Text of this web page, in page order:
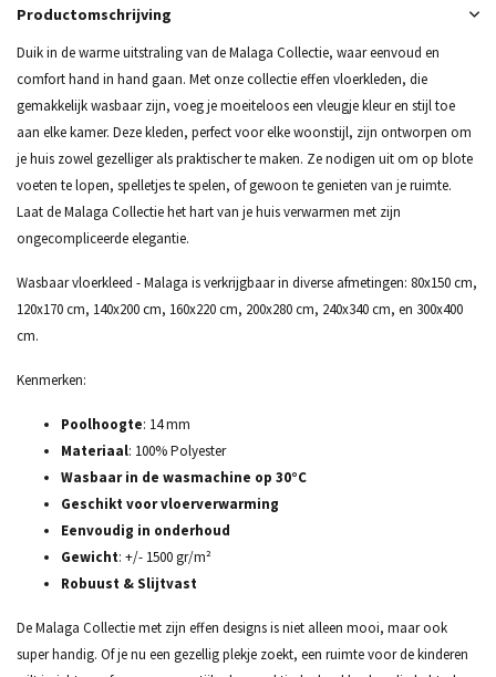
Productomschrijving
Duik in de warme uitstraling van de Malaga Collectie, waar eenvoud en
comfort hand in hand gaan. Met onze collectie effen vloerkleden, die
gemakkelijk wasbaar zijn, voeg je moeiteloos een vleugje kleur en stijl toe
aan elke kamer. Deze kleden, perfect voor elke woonstijl, zijn ontworpen om
je huis zowel gezelliger als praktischer te maken. Ze nodigen uit om op blote
voeten te lopen, spelletjes te spelen, of gewoon te genieten van je ruimte.
Laat de Malaga Collectie het hart van je huis verwarmen met zijn
ongecompliceerde elegantie.
Wasbaar vloerkleed - Malaga is verkrijgbaar in diverse afmetingen: 80x150 cm,
120x170 cm, 140x200 cm, 160x220 cm, 200x280 cm, 240x340 cm, en 300x400
cm.
Kenmerken:
Poolhoogte: 14 mm
Materiaal: 100% Polyester
Wasbaar in de wasmachine op 30°C
Geschikt voor vloerverwarming
Eenvoudig in onderhoud
Gewicht: +/- 1500 gr/m²
Robuust & Slijtvast
De Malaga Collectie met zijn effen designs is niet alleen mooi, maar ook
super handig. Of je nu een gezellig plekje zoekt, een ruimte voor de kinderen